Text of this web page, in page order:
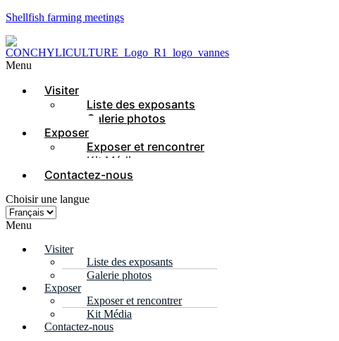
Shellfish farming meetings
Menu
Visiter
Liste des exposants
Galerie photos
Exposer
Exposer et rencontrer
Kit Média
Contactez-nous
Choisir une langue
Menu
Visiter
Liste des exposants
Galerie photos
Exposer
Exposer et rencontrer
Kit Média
Contactez-nous